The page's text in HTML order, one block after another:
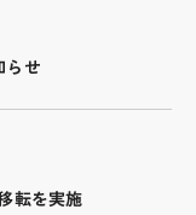
らせ
転を実施